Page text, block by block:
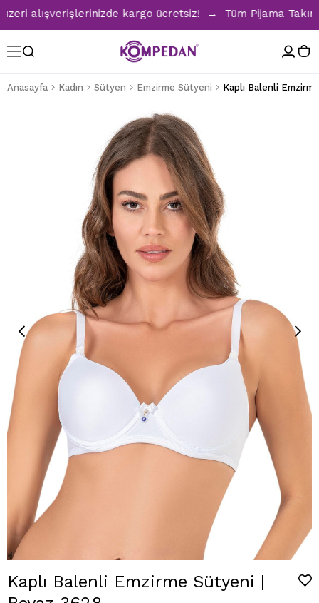
alışverişlerinizde kargo ücretsiz! → Tüm Pijama
Anasayfa Kadın Sütyen Emzirme Sütyeni Kaplı Balenli
Kaplı Balenli Emzirme Sütyeni |